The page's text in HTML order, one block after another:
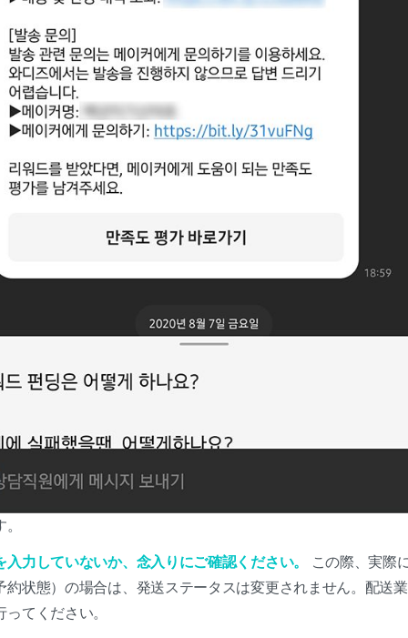
力していないか、念入りにご確認ください。
この際、実際
約状態）の場合は、発送ステータスは変更されません。配送
てください。